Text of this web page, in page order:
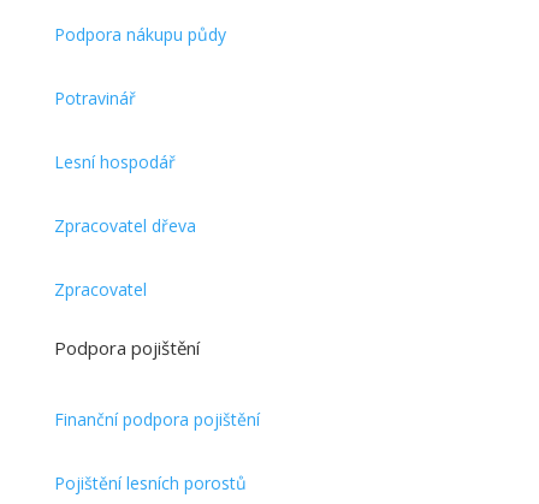
Podpora nákupu půdy
Potravinář
Lesní hospodář
Zpracovatel dřeva
Zpracovatel
Podpora pojištění
Finanční podpora pojištění
Pojištění lesních porostů